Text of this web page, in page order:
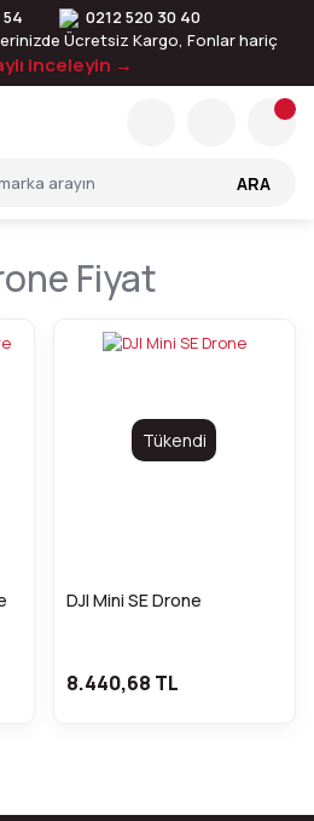
54
0212 520 30 40
Ücretsiz Kargo, Fonlar hariç
inceleyin →
ARA
Fiyat
Tükendi
DJI Mini SE Drone
8.440,68 TL